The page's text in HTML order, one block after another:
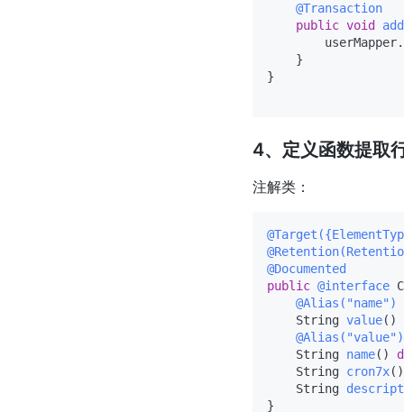
@Transaction
public void
    }
}
4、定义函数提取
注解类：
@Documented
public @interface
@Alias("name")
    String
value()
@Alias("value")
    String
name()
    String
cron7x()
    String